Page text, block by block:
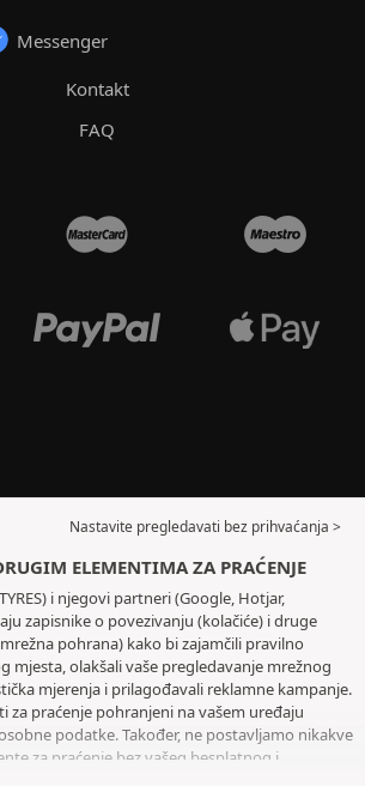
Messenger
Kontakt
FAQ
Nastavite pregledavati bez prihvaćanja >
ELEMENTIMA ZA PRAĆENJE
i njegovi partneri (Google, Hotjar,
zapisnike o povezivanju (kolačiće) i druge
pohrana) kako bi zajamčili pravilno
mjesta, olakšali vaše pregledavanje mrežnog
mjerenja i prilagođavali reklamne kampanje.
za praćenje pohranjeni na vašem uređaju
podatke. Također, ne postavljamo nikakve
za praćenje bez vašeg besplatnog i